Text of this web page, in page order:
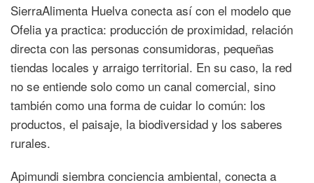
SierraAlimenta Huelva conecta así con el modelo que
Ofelia ya practica: producción de proximidad, relación
directa con las personas consumidoras, pequeñas
tiendas locales y arraigo territorial. En su caso, la red
no se entiende solo como un canal comercial, sino
también como una forma de cuidar lo común: los
productos, el paisaje, la biodiversidad y los saberes
rurales.
Apimundi siembra conciencia ambiental, conecta a